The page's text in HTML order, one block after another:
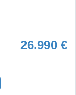
26.990 €